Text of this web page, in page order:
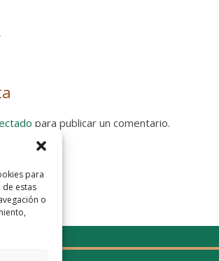
para
estas
o
para publicar un comentario.